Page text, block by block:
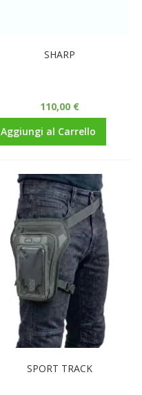
SHARP
110,00 €
Aggiungi al Carrello
SPORT TRACK